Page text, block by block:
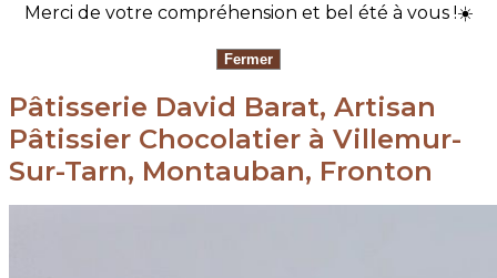
Merci de votre compréhension et bel été à vous !☀️
Pâtisserie David Barat, Artisan
Pâtissier Chocolatier à Villemur-
Sur-Tarn, Montauban, Fronton